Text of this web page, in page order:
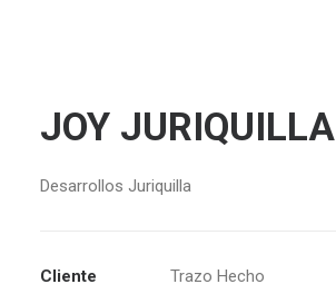
JOY JURIQUILLA
Desarrollos Juriquilla
Cliente
Trazo Hecho